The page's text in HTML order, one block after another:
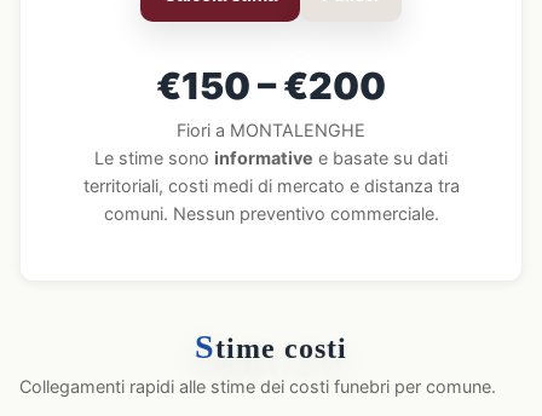
€150 – €200
Fiori a MONTALENGHE
Le stime sono informative e basate su dati
territoriali, costi medi di mercato e distanza tra
comuni. Nessun preventivo commerciale.
Stime costi
Collegamenti rapidi alle stime dei costi funebri per comune.